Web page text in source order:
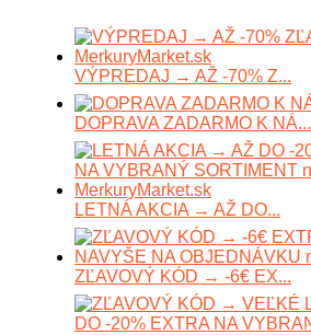
VÝPREDAJ → AŽ -70% Z...
DOPRAVA ZADARMO K NÁ...
LETNÁ AKCIA → AŽ DO...
ZĽAVOVÝ KÓD → -6€ EX...